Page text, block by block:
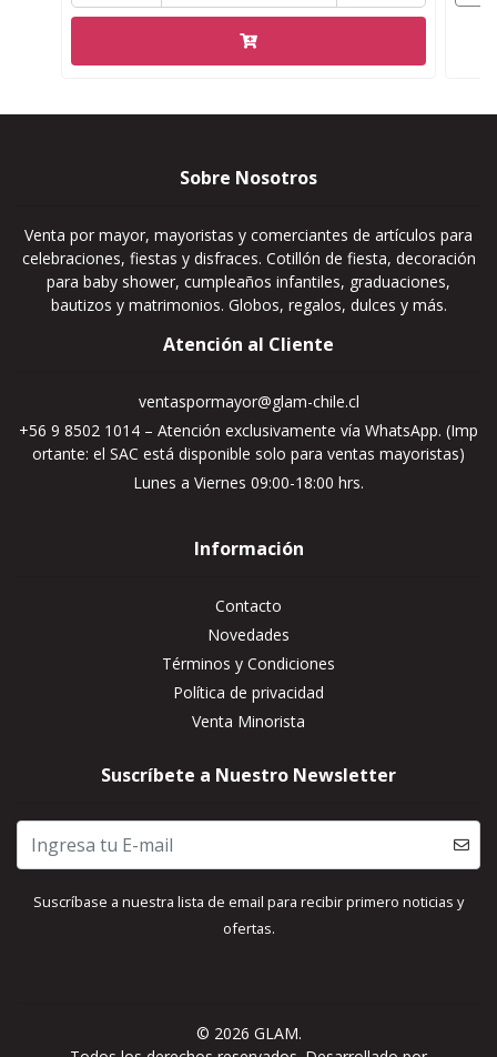
Sobre Nosotros
Venta por mayor, mayoristas y comerciantes de artículos para
celebraciones, fiestas y disfraces. Cotillón de fiesta, decoración
para baby shower, cumpleaños infantiles, graduaciones,
bautizos y matrimonios. Globos, regalos, dulces y más.
Atención al Cliente
ventaspormayor@glam-chile.cl
+56 9 8502 1014 – Atención exclusivamente vía WhatsApp. (Imp
ortante: el SAC está disponible solo para ventas mayoristas)
Lunes a Viernes 09:00-18:00 hrs.
Información
Contacto
Novedades
Términos y Condiciones
Política de privacidad
Venta Minorista
Suscríbete a Nuestro Newsletter
Suscríbase a nuestra lista de email para recibir primero noticias y
ofertas.
© 2026 GLAM.